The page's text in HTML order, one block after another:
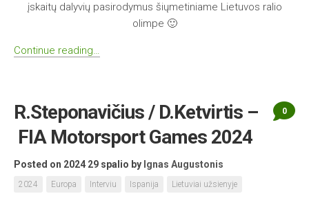
įskaitų dalyvių pasirodymus šiųmetiniame Lietuvos ralio
olimpe 🙂
Continue reading…
R.Steponavičius / D.Ketvirtis –
FIA Motorsport Games 2024
Posted on 2024 29 spalio by Ignas Augustonis
2024 Europa Interviu Ispanija Lietuviai užsienyje
0